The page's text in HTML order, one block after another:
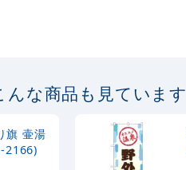
な商品も見ています
旗 壷湯
2166)